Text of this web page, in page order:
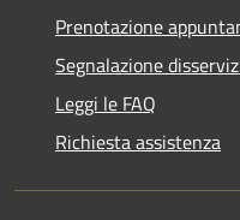
Prenotazione
Segnalazione
Leggi le FAQ
Richiesta assistenza